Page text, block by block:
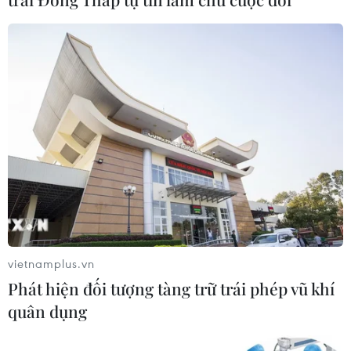
ASEAN Cup 2026: "Chìa khóa" giúp
tuyển Việt Nam quật ngã Indonesia
04/08/2026 03:05
ASEAN Cup 2026: Đội tuyển Việt
Nam tạo "cơn địa chấn" trên truyền
thông khu vực
04/08/2026 02:45
Báo chí Đông Nam Á "dậy
sóng" vì tuyển Việt Nam, chỉ ra lý do
Indonesia thua đau
04/08/2026 02:32
vietnamplus.vn
Phát hiện đối tượng tàng trữ trái phép vũ khí
quân dụng